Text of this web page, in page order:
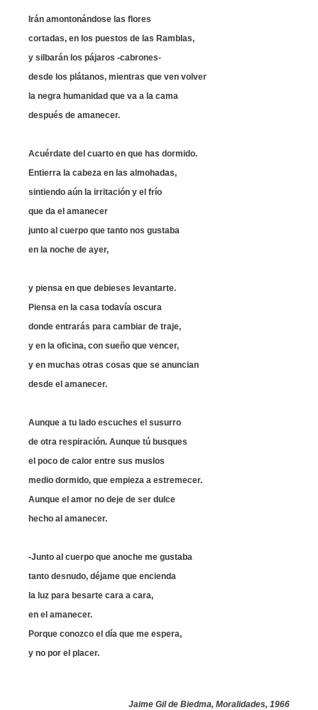
Irán amontonándose las flores
cortadas, en los puestos de las Ramblas,
y silbarán los pájaros -cabrones-
desde los plátanos, mientras que ven volver
la negra humanidad que va a la cama
después de amanecer.
Acuérdate del cuarto en que has dormido.
Entierra la cabeza en las almohadas,
sintiendo aún la irritación y el frío
que da el amanecer
junto al cuerpo que tanto nos gustaba
en la noche de ayer,
y piensa en que debieses levantarte.
Piensa en la casa todavía oscura
donde entrarás para cambiar de traje,
y en la oficina, con sueño que vencer,
y en muchas otras cosas que se anuncian
desde el amanecer.
Aunque a tu lado escuches el susurro
de otra respiración. Aunque tú busques
el poco de calor entre sus muslos
medio dormido, que empieza a estremecer.
Aunque el amor no deje de ser dulce
hecho al amanecer.
-Junto al cuerpo que anoche me gustaba
tanto desnudo, déjame que encienda
la luz para besarte cara a cara,
en el amanecer.
Porque conozco el día que me espera,
y no por el placer.
Jaime Gil de Biedma, Moralidades, 1966